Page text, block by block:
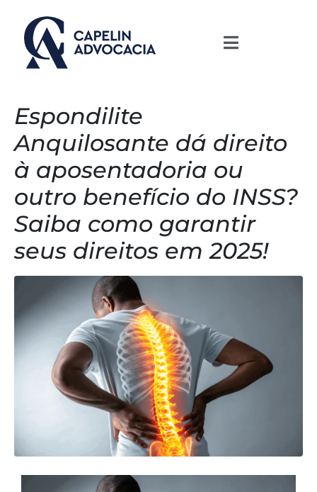
Espondilite
Anquilosante dá direito
à aposentadoria ou
outro benefício do INSS?
Saiba como garantir
seus direitos em 2025!